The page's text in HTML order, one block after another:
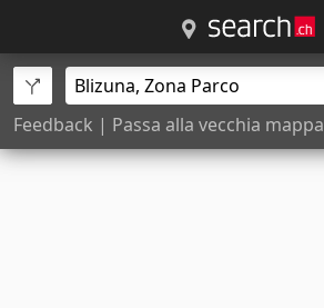
Feedback | Passa alla vecchia mappa